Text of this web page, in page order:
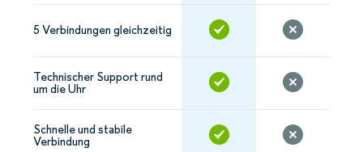
5 Verbindungen gleichzeitig
Technischer Support rund
um die Uhr
Schnelle und stabile
Verbindung